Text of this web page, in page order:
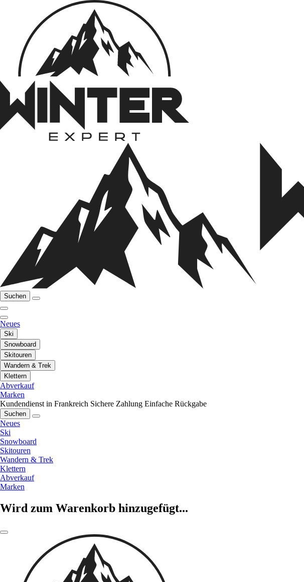
Suchen
Neues
Ski
Snowboard
Skitouren
Wandern & Trek
Klettern
Abverkauf
Marken
Kundendienst in Frankreich Sichere Zahlung Einfache Rückgabe
Suchen
Neues
Ski
Snowboard
Skitouren
Wandern & Trek
Klettern
Abverkauf
Marken
Wird zum Warenkorb hinzugefügt...